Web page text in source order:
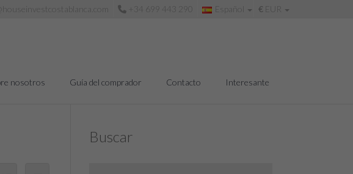
+34 699 443 290 Español € EUR
nosotros Guía del comprador Contacto Interesante
Buscar